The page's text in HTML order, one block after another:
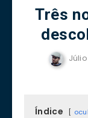
Três
Índice